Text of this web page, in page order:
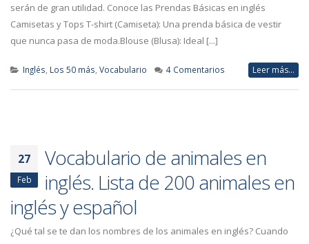
serán de gran utilidad. Conoce las Prendas Básicas en inglés
Camisetas y Tops T-shirt (Camiseta): Una prenda básica de vestir
que nunca pasa de moda.Blouse (Blusa): Ideal [...]
Inglés Los 50 más Vocabulario 4 Comentarios Leer más...
27
Feb
Vocabulario de animales en
inglés. Lista de 200 animales en
inglés y español
¿Qué tal se te dan los nombres de los animales en inglés? Cuando